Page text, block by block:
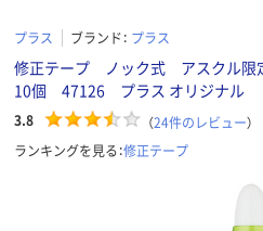
プラス ブランド： プラス
修正テープ ノック式 アスクル
10個 47126 プラス オリジナル
3.8 （24件のレビュー）
ランキングを見る：修正テープ